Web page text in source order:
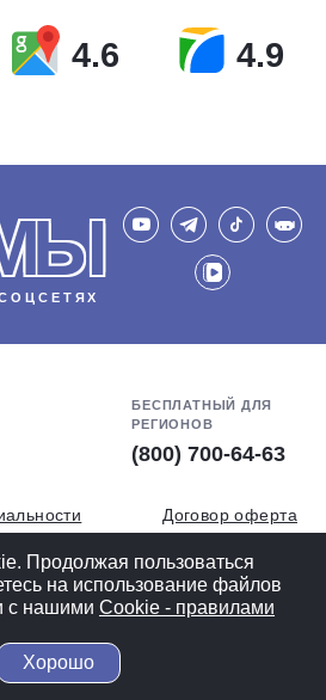
4.6 4.9
БЕСПЛАТНЫЙ ДЛЯ
РЕГИОНОВ
(800) 700-64-63
Договор оферта
данных
СОУТ
версия
- более 20 лет радуем Вас!
Продолжая пользоваться
на использование файлов
с нашими Cookiе - правилами
Хорошо